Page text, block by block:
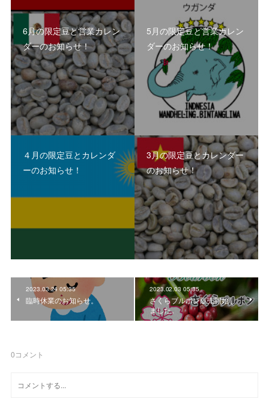
6月の限定豆と営業カレン
ダーのお知らせ！
5月の限定豆と営業カレン
ダーのお知らせ！
４月の限定豆とカレンダ
ーのお知らせ！
3月の限定豆とカレンダー
のお知らせ！
2023.03.24 05:35
臨時休業のお知らせ。
2023.02.03 05:35
さくらブルボン販売開始し
ました。
0コメント